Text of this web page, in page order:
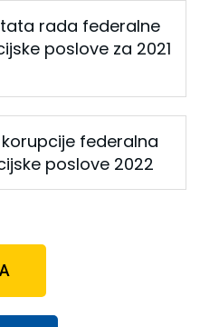
rada federalne
poslove za 2021
federalna
poslove 2022